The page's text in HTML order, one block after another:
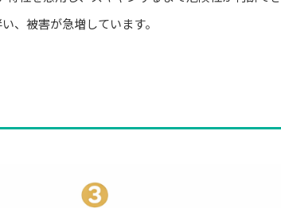
、被害が急増しています。